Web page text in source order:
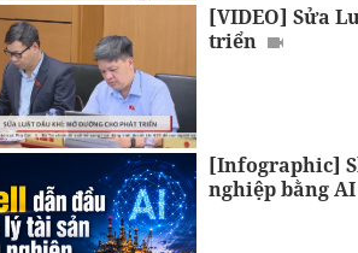
[VIDEO] Sửa
triển
[Infographic]
nghiệp bằng AI